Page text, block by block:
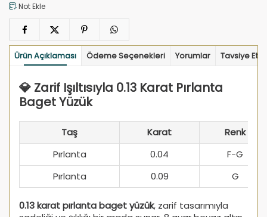
Not Ekle
Ürün Açıklaması Ödeme Seçenekleri Yorumlar Tavsiye Et
💎 Zarif Işıltısıyla 0.13 Karat Pırlanta
Baget Yüzük
Taş Karat
Renk
Pırlanta
0.04
F-G
Pırlanta
0.09 G
0.13 karat pırlanta baget yüzük, zarif tasarımıyla